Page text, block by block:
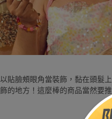
貼臉頰眼角當裝飾，黏在頭髮
的地方！這麼棒的商品當然要